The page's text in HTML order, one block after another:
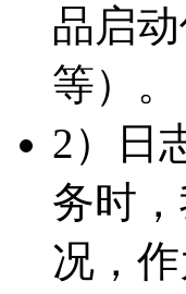
品启
等）。
2）日
务时
况，